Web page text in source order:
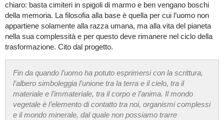
chiaro: basta cimiteri in spigoli di marmo e ben vengano boschi
della memoria. La filosofia alla base è quella per cui l’uomo non
appartiene solamente alla razza umana, ma alla vita del pianeta
nella sua complessità e per questo deve rimanere nel ciclo della
trasformazione. Cito dal progetto.
Fin da quando l’uomo ha potuto esprimersi con la scrittura,
l’albero simboleggia l’unione tra la terra e il cielo, tra il
materiale e l’immateriale, tra il corpo e l’anima. Il mondo
vegetale è l’elemento di contatto tra noi, organismi complessi
e il mondo minerale, dal quale non possiamo trarre